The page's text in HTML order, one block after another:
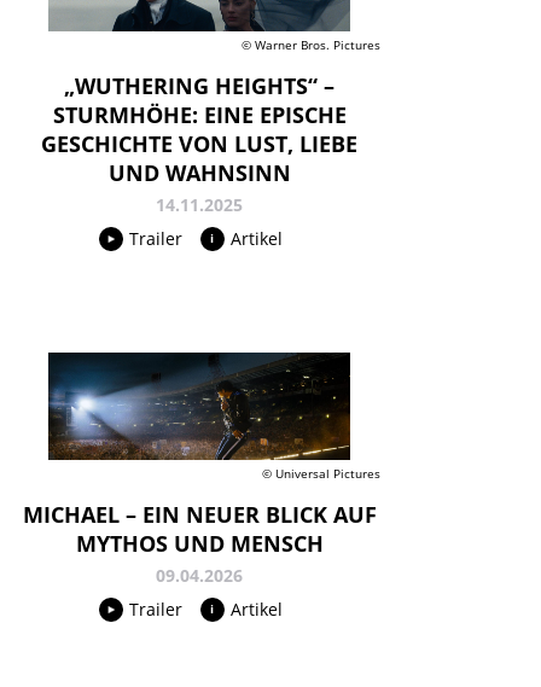
© Warner Bros. Pictures
„WUTHERING HEIGHTS“ –
STURMHÖHE: EINE EPISCHE
GESCHICHTE VON LUST, LIEBE
UND WAHNSINN
14.11.2025
Trailer
Artikel
© Universal Pictures
MICHAEL – EIN NEUER BLICK AUF
MYTHOS UND MENSCH
09.04.2026
Trailer
Artikel